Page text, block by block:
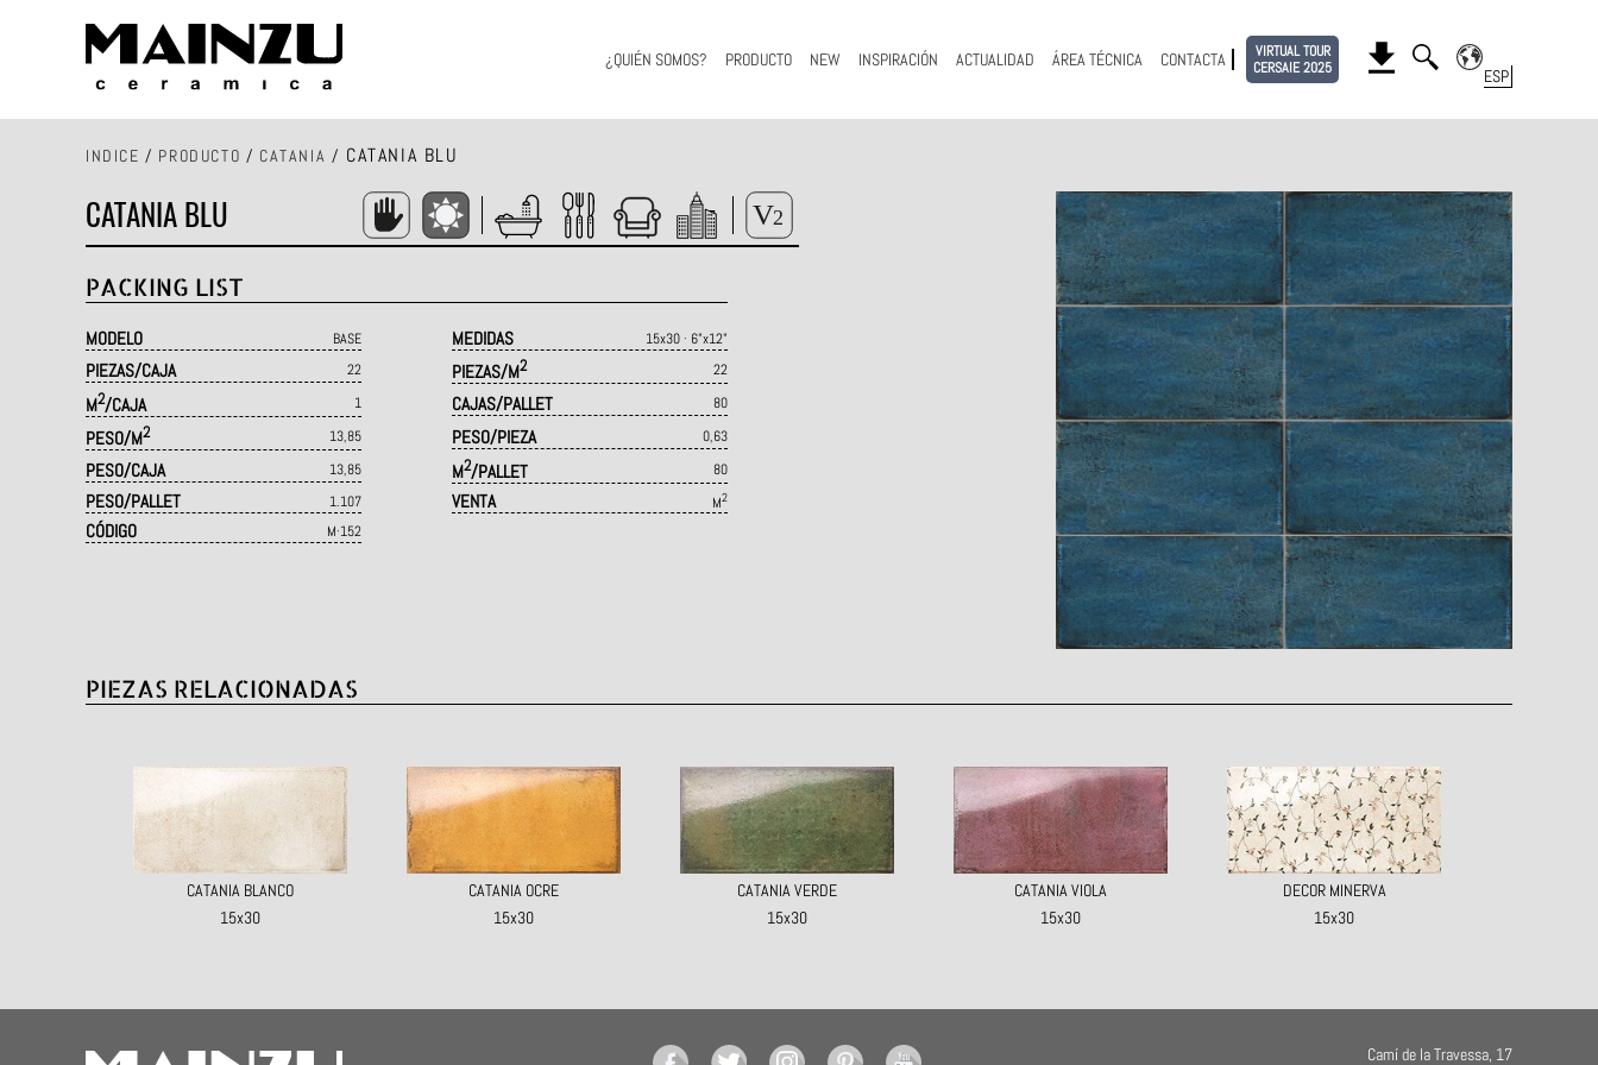
¿QUIÉN SOMOS? PRODUCTO NEW INSPIRACIÓN ACTUALIDAD ÁREA TÉCNICA CONTACTA
VIRTUAL TOUR
CERSAIE 2025
INDICE / PRODUCTO / CATANIA / CATANIA BLU
CATANIA BLU
PACKING LIST
MODELO BASE MEDIDAS 15x30 · 6"x12"
PIEZAS/CAJA 22 PIEZAS/M2 22
M2/CAJA 1 CAJAS/PALLET 80
PESO/M2 13,85 PESO/PIEZA 0,63
PESO/CAJA 13,85 M2/PALLET 80
PESO/PALLET 1.107 VENTA M2
CÓDIGO M·152
PIEZAS RELACIONADAS
CATANIA BLANCO
15x30
CATANIA OCRE
15x30
CATANIA VERDE
15x30
CATANIA VIOLA
15x30
DECOR MINERVA
15x30
Camí de la Travessa, 17